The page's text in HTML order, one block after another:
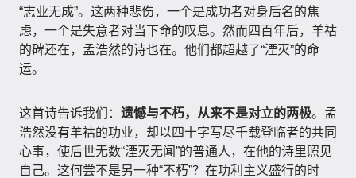
“志业无成”。这两种悲伤，一个是成功者对身后名的焦
虑，一个是失意者对当下命的叹息。然而四百年后，羊祜
的碑还在，孟浩然的诗也在。他们都超越了“湮灭”的命
运。
这首诗告诉我们： 遗憾与不朽，从来不是对立的两极。孟
浩然没有羊祜的功业，却以四十字写尽千载登临者的共同
心事，使后世无数“湮灭无闻”的普通人，在他的诗里照见
自己。这何尝不是另一种“不朽”？在功利主义盛行的时